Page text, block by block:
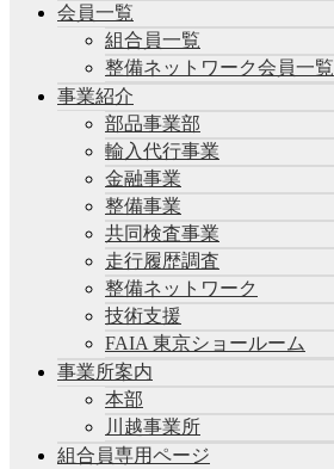
会員一覧
組合員一覧
整備ネットワーク会員一覧
事業紹介
部品事業部
輸入代行事業
金融事業
整備事業
共同検査事業
走行履歴調査
整備ネットワーク
技術支援
FAIA 東京ショールーム
事業所案内
本部
川越事業所
組合員専用ページ